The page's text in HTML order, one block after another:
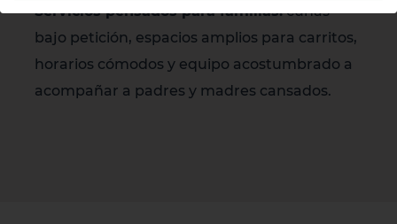
Servicios pensados para familias:cunas
bajo petición, espacios amplios para carritos,
horarios cómodos y equipo acostumbrado a
acompañar a padres y madres cansados.